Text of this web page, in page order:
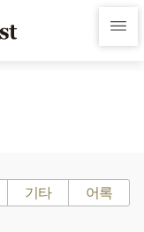
기타 어록